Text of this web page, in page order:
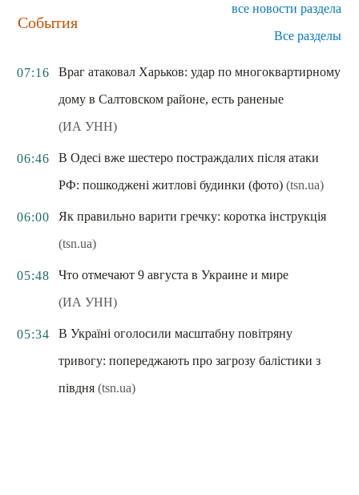
События
все новости раздела
Все разделы
07:16
Враг атаковал Харьков: удар по многоквартирному
дому в Салтовском районе, есть раненые
(ИА УНН)
06:46
В Одесі вже шестеро постраждалих після атаки
РФ: пошкоджені житлові будинки (фото) (tsn.ua)
06:00
Як правильно варити гречку: коротка інструкція
(tsn.ua)
05:48
Что отмечают 9 августа в Украине и мире
(ИА УНН)
05:34
В Україні оголосили масштабну повітряну
тривогу: попереджають про загрозу балістики з
півдня (tsn.ua)